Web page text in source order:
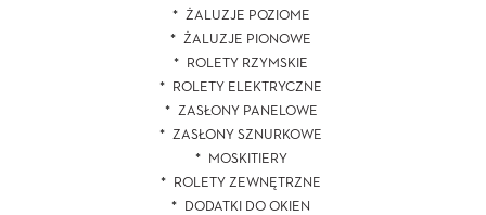
ŻALUZJE POZIOME
ŻALUZJE PIONOWE
ROLETY RZYMSKIE
ROLETY ELEKTRYCZNE
ZASŁONY PANELOWE
ZASŁONY SZNURKOWE
MOSKITIERY
ROLETY ZEWNĘTRZNE
DODATKI DO OKIEN